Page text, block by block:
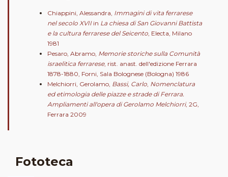
Chiappini, Alessandra, Immagini di vita ferrarese
nel secolo XVIIin La chiesa di San Giovanni Battista
e la cultura ferrarese del Seicento , Electa, Milano
1981
Pesaro, Abramo, Memorie storiche sulla Comunità
israelitica ferrarese, rist. anast. dell'edizione Ferrara
1878-1880, Forni, Sala Bolognese (Bologna) 1986
Melchiorri, Gerolamo, Bassi, Carlo Nomenclatura
ed etimologia delle piazze e strade di Ferrara.
Ampliamenti all'opera di Gerolamo Melchiorri, 2G,
Ferrara 2009
Fototeca